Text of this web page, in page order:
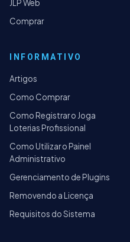
JLP Web
Comprar
INFORMATIVO
Artigos
Como Comprar
Como Registrar o Joga
Loterias Profissional
Como Utilizar o Painel
Administrativo
Gerenciamento de Plugins
Removendo a Licença
Requisitos do Sistema